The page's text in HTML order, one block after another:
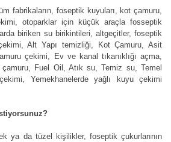
fabrikaların, foseptik kuyuları, kot çamuru,
otoparklar için küçük araçla fosseptik
biriken su birikintileri, altgeçitler, foseptik
Alt Yapı temizliği, Kot Çamuru, Asit
çekimi, Ev ve kanal tıkanıklığı açma,
çamuru, Fuel Oil, Atık su, Temiz su, Temel
Yemekhanelerde yağlı kuyu çekimi
ya da tüzel kişilikler, foseptik çukurlarının